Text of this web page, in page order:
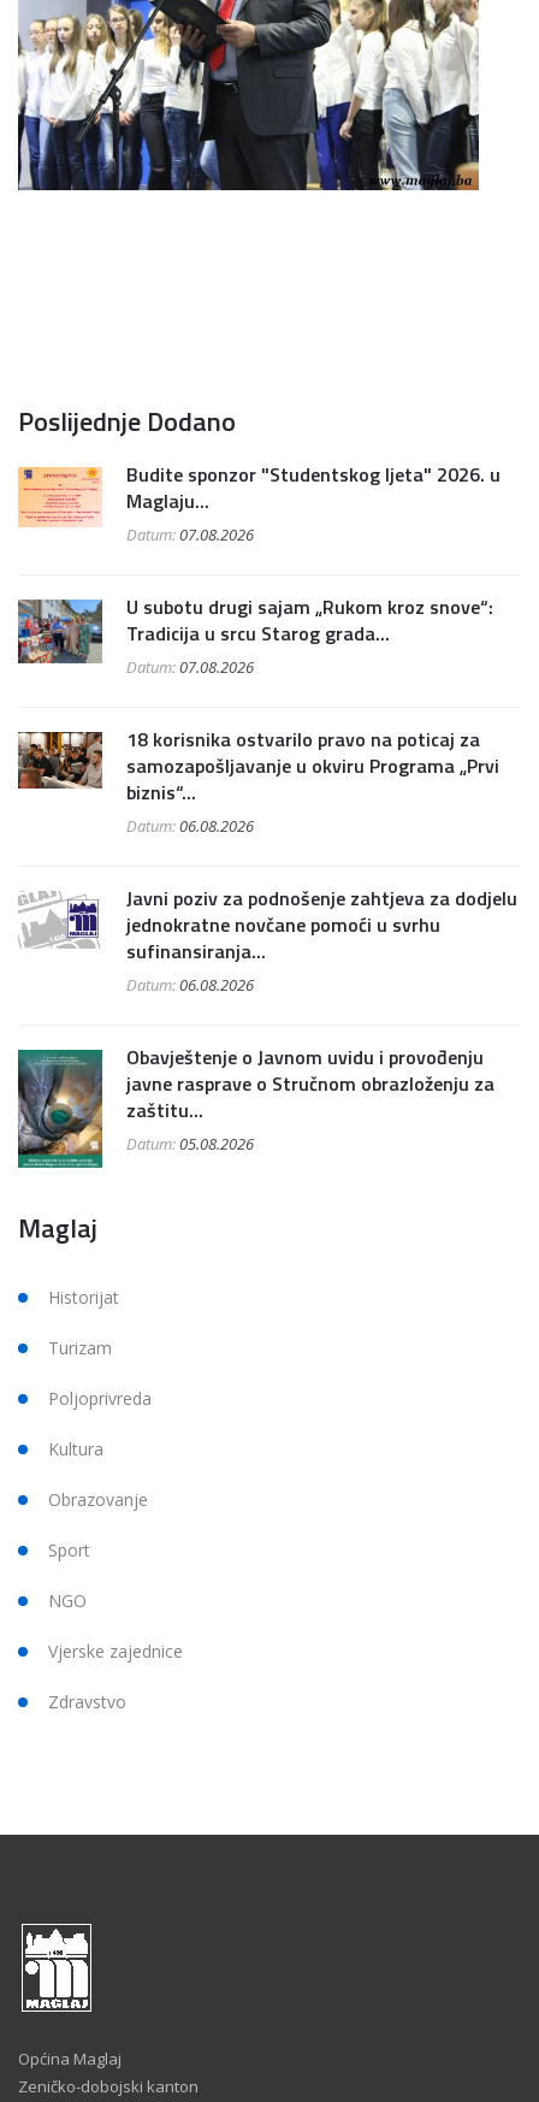
Poslijednje Dodano
Budite sponzor "Studentskog ljeta" 2026. u
Maglaju...
Datum:07.08.2026
U subotu drugi sajam „Rukom kroz snove“:
Tradicija u srcu Starog grada...
Datum:07.08.2026
18 korisnika ostvarilo pravo na poticaj za
samozapošljavanje u okviru Programa „Prvi
biznis“...
Datum:06.08.2026
Javni poziv za podnošenje zahtjeva za dodjelu
jednokratne novčane pomoći u svrhu
sufinansiranja...
Datum:06.08.2026
Obavještenje o Javnom uvidu i provođenju
javne rasprave o Stručnom obrazloženju za
zaštitu...
Datum:05.08.2026
Maglaj
Historijat
Turizam
Poljoprivreda
Kultura
Obrazovanje
Sport
NGO
Vjerske zajednice
Zdravstvo
Općina Maglaj
Zeničko-dobojski kanton